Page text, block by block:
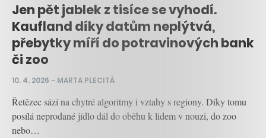
Jen pět jablek z tisíce se vyhodí.
Kaufland díky datům neplýtvá,
přebytky míří do potravinových bank
či zoo
10. 4. 2026 – MARTA PLECITÁ
Řetězec sází na chytré algoritmy i vztahy s regiony. Díky tomu
posílá neprodané jídlo dál do oběhu k lidem v nouzi, do zoo
nebo…